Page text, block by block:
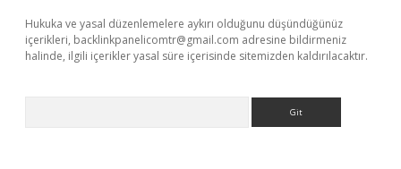
Hukuka ve yasal düzenlemelere aykırı olduğunu düşündüğünüz
içerikleri, backlinkpanelicomtr@gmail.com adresine bildirmeniz
halinde, ilgili içerikler yasal süre içerisinde sitemizden kaldırılacaktır.